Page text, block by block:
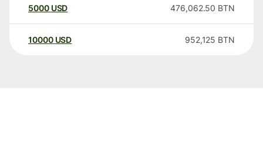
5000 USD 476,062.50 BTN
10000 USD 952,125 BTN